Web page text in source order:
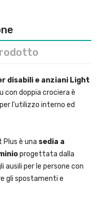
disabili e anziani Light
con doppia crociera è
l'utilizzo interno ed
Plus è una sedia a
progettata dalla
ausili per le persone con
gli spostamenti e